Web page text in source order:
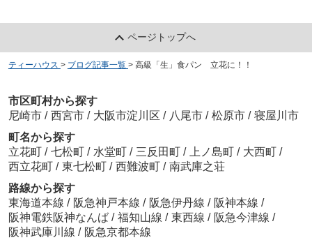
ページトップへ
ティーハウス > ブログ記事一覧 > 高級「生」食パン 立花に！！
市区町村から探す
尼崎市 / 西宮市 / 大阪市淀川区 / 八尾市 / 松原市 / 寝屋川市
町名から探す
立花町 / 七松町 / 水堂町 / 三反田町 / 上ノ島町 / 大西町 /
西立花町 / 東七松町 / 西難波町 / 南武庫之荘
路線から探す
東海道本線 / 阪急神戸本線 / 阪急伊丹線 / 阪神本線 /
阪神電鉄阪神なんば / 福知山線 / 東西線 / 阪急今津線 /
阪神武庫川線 / 阪急京都本線